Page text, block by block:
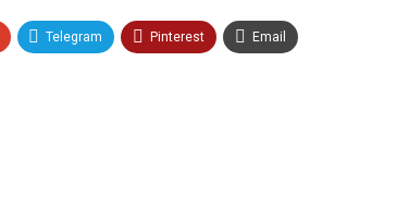
Telegram Pinterest Email